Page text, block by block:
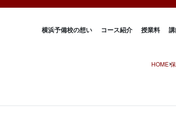
横浜予備校の想い コース紹介 授業料
HOME